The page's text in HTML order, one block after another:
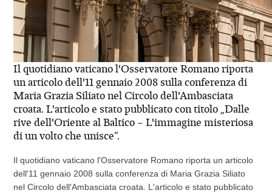
Il quotidiano vaticano l'Osservatore Romano riporta
un articolo dell'11 gennaio 2008 sulla conferenza di
Maria Grazia Siliato nel Circolo dell'Ambasciata
croata. L'articolo e stato pubblicato con titolo „Dalle
rive dell'Oriente al Baltico – L'immagine misteriosa
di un volto che unisce“.
Il quotidiano vaticano l'Osservatore Romano riporta un articolo
dell'11 gennaio 2008 sulla conferenza di Maria Grazia Siliato
nel Circolo dell'Ambasciata croata. L'articolo e stato pubblicato